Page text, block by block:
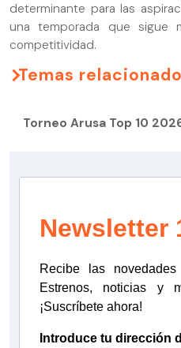
determinante para las
una temporada que sigue
competitividad.
Temas
Torneo Arusa Top 10
Newsletter
Recibe las
Estrenos, noticias y
¡Suscríbete ahora!
Introduce tu dirección